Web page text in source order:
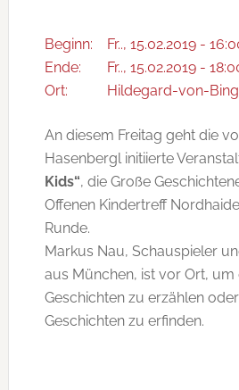
Beginn:
Fr.., 15.02.2019 -
Ende:
Fr.., 15.02.2019 -
Ort:
Hildegard-von-
An diesem Freitag geht die
Hasenbergl initiierte
Kids“, die Große
Offenen Kindertreff
Runde.
Markus Nau, Schauspieler
aus München, ist vor Ort, um
Geschichten zu erzählen
Geschichten zu erfinden.